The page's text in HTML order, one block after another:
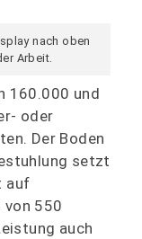
nach oben
Arbeit.
160.000 und
oder
Der Boden
setzt
auf
550
auch